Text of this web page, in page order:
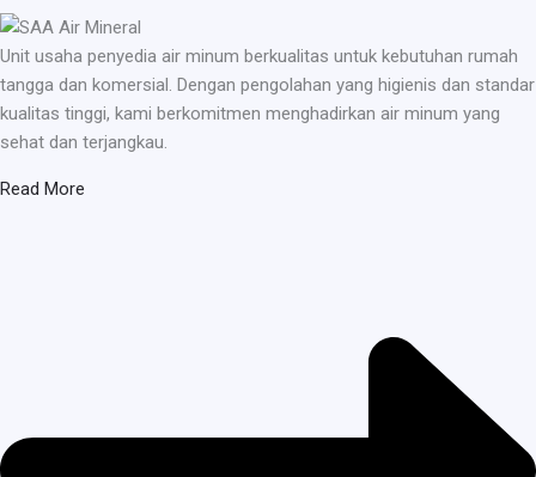
Unit usaha penyedia air minum berkualitas untuk kebutuhan rumah
tangga dan komersial. Dengan pengolahan yang higienis dan standar
kualitas tinggi, kami berkomitmen menghadirkan air minum yang
sehat dan terjangkau.
Read More